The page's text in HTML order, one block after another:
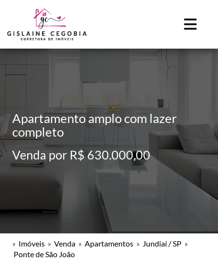
Apartamento amplo com lazer
completo
Venda por R$ 630.000,00
» Imóveis » Venda » Apartamentos » Jundiaí / SP »
Ponte de São João